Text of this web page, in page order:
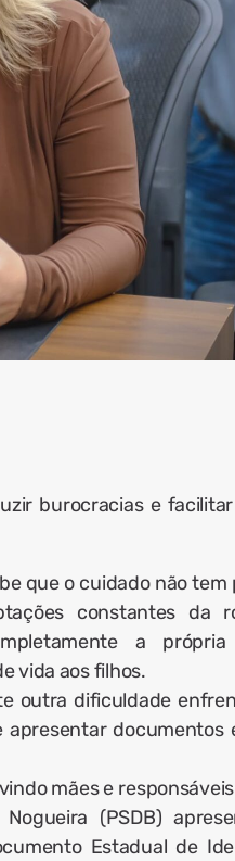
burocracias e
que o cuidado não
constantes da
a
vida aos filhos.
outra dificuldade
documentos
mães e
(PSDB)
Estadual de